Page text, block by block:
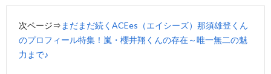
次ページ⇒ まだまだ続くACEes（エイシーズ）那須雄登くん
のプロフィール特集！嵐・櫻井翔くんの存在～唯一無二の魅
力まで♪